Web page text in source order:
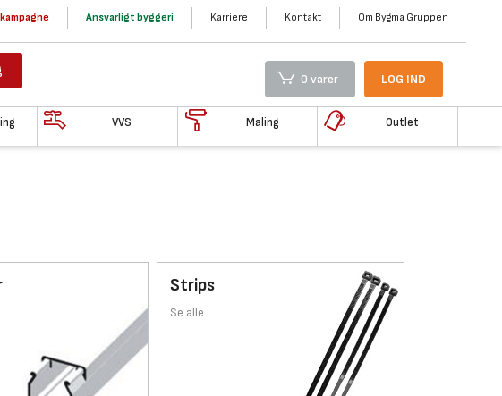
Ansvarligt byggeri Karriere Kontakt Om Bygma Gruppen
0 varer LOG IND
VVS Maling Outlet
Strips
Se alle